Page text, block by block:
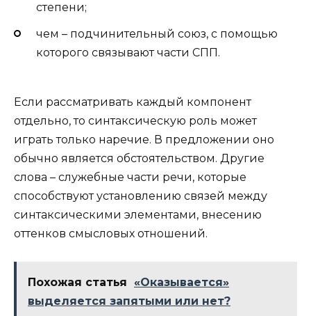
степени;
чем – подчинительный союз, с помощью
которого связывают части СПП.
Если рассматривать каждый компонент
отдельно, то синтаксическую роль может
играть только наречие. В предложении оно
обычно является обстоятельством. Другие
слова – служебные части речи, которые
способствуют установлению связей между
синтаксическими элементами, внесению
оттенков смысловых отношений.
Похожая статья
«Оказывается»
выделяется запятыми или нет?